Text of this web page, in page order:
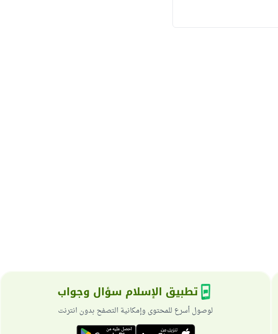
تطبيق الإسلام سؤال وجواب
لوصول أسرع للمحتوى وإمكانية التصفح بدون انترنت